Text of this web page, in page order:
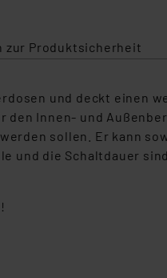
zur Produktsicherheit
und deckt einen
Innen- und
sollen. Er kann
und die Schaltdauer